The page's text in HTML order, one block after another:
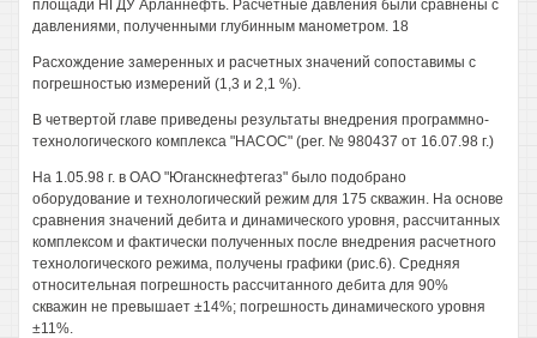
площади НГДУ Арланнефть. Расчетные давления были сравнены с
давлениями, полученными глубинным манометром. 18
Расхождение замеренных и расчетных значений сопоставимы с
погрешностью измерений (1,3 и 2,1 %).
В четвертой главе приведены результаты внедрения программно-
технологического комплекса "НАСОС" (per. № 980437 от 16.07.98 г.)
На 1.05.98 г. в ОАО "Юганскнефтегаз" было подобрано
оборудование и технологический режим для 175 скважин. На основе
сравнения значений дебита и динамического уровня, рассчитанных
комплексом и фактически полученных после внедрения расчетного
технологического режима, получены графики (рис.6). Средняя
относительная погрешность рассчитанного дебита для 90%
скважин не превышает ±14%; погрешность динамического уровня
±11%.